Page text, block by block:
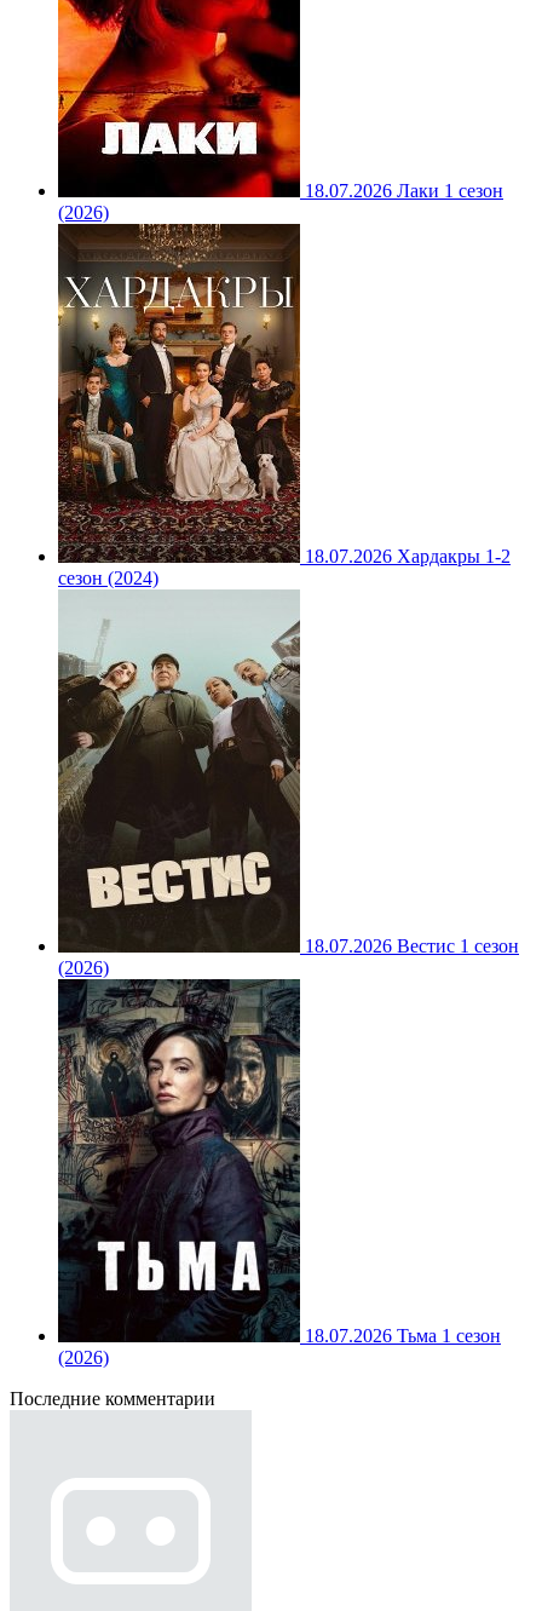
18.07.2026 Лаки 1 сезон
(2026)
18.07.2026 Хардакры 1-2
сезон (2024)
18.07.2026 Вестис 1 сезон
(2026)
18.07.2026 Тьма 1 сезон
(2026)
Последние комментарии